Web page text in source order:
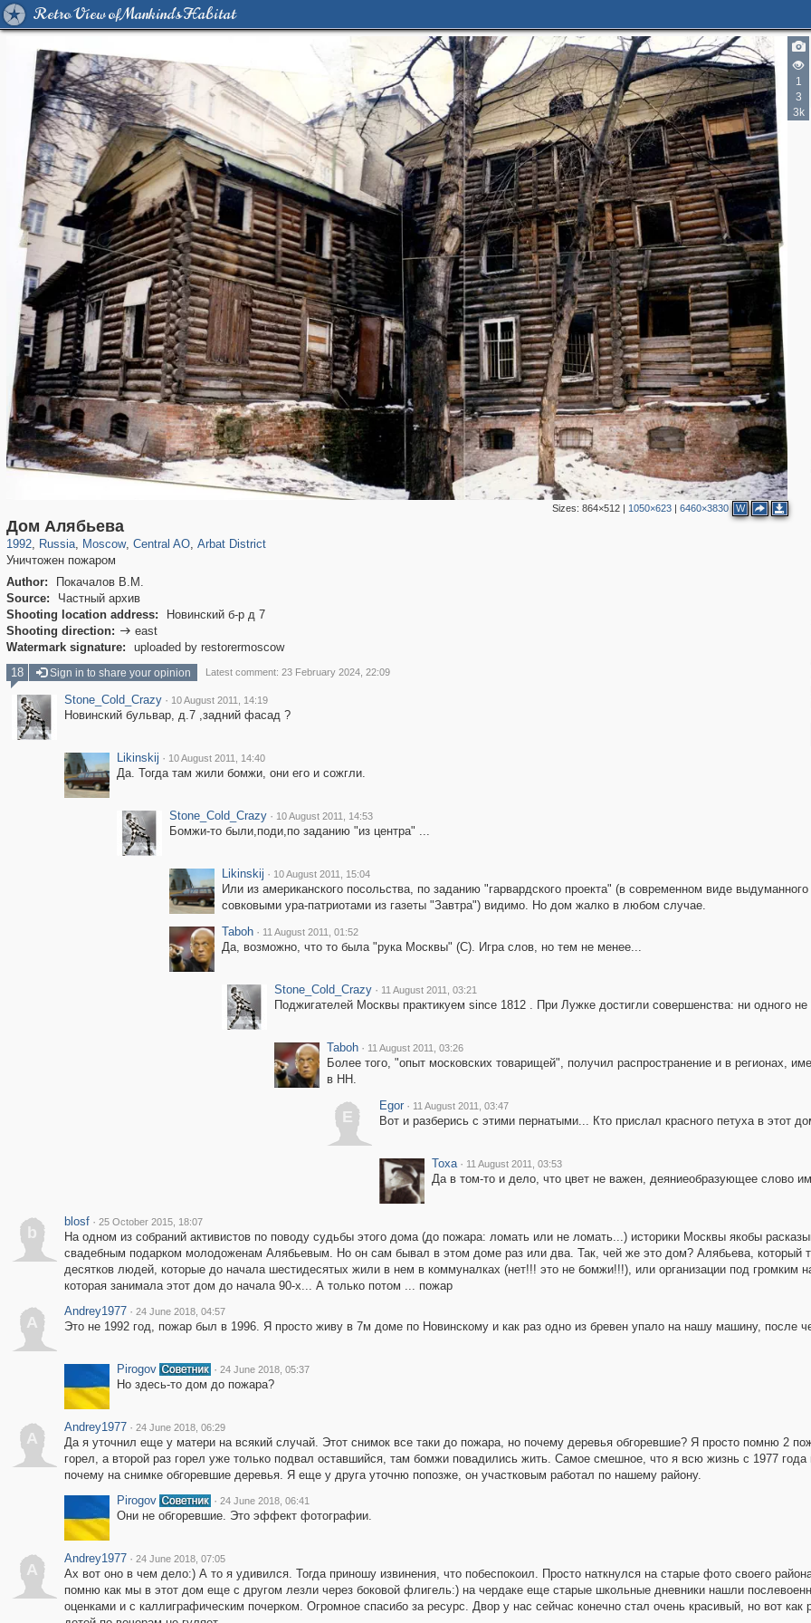
Retro View of Mankind's Habitat
1
3
3k
Sizes: 864×512| 1050×623| 6460×3830 W
Дом Алябьева
1992, Russia
1,407,361
, Moscow
319,882 8,286
, Central AO
160,021
, Arbat District
Уничтожен пожаром
Author:
Покачалов В.М.
Source:
Частный архив
Shooting location address:
Новинский б-р д 7
Shooting direction:  east
Watermark signature:
uploaded by restorermoscow
2
18 Sign in to share your opinion Latest comment: 23 February 2024, 22:09
Stone_Cold_Crazy · 10 August 2011, 14:19
Новинский бульвар, д.7 ,задний фасад ?
Likinskij · 10 August 2011, 14:40
Да. Тогда там жили бомжи, они его и сожгли.
Stone_Cold_Crazy · 10 August 2011, 14:53
Бомжи-то были,поди,по заданию "из центра" ...
Likinskij · 10 August 2011, 15:04
Или из американского посольства, по заданию "гарвардского проекта" (в современном виде выдуманного
совковыми ура-патриотами из газеты "Завтра") видимо. Но дом жалко в любом случае.
Taboh · 11 August 2011, 01:52
Да, возможно, что то была "рука Москвы" (С). Игра слов, но тем не менее...
Stone_Cold_Crazy · 11 August 2011, 03:21
Поджигателей Москвы практикуем since 1812 . При Лужке достигли совершенства: ни одного
Taboh · 11 August 2011, 03:26
Более того, "опыт московских товарищей", получил распространение и в регионах,
в НН.
E
Egor · 11 August 2011, 03:47
Вот и разберись с этими пернатыми... Кто прислал красного петуха в этот
Toxa · 11 August 2011, 03:53
Да в том-то и дело, что цвет не важен, деяниеобразующее слово
b
blosf · 25 October 2015, 18:07
На одном из собраний активистов по поводу судьбы этого дома (до пожара: ломать или не ломать...) историки Москвы якобы
свадебным подарком молодоженам Алябьевым. Но он сам бывал в этом доме раз или два. Так, чей же это дом? Алябьева, который
десятков людей, которые до начала шестидесятых жили в нем в коммуналках (нет!!! это не бомжи!!!), или организации под громким
которая занимала этот дом до начала 90-х... А только потом ... пожар
A
Andrey1977 · 24 June 2018, 04:57
Это не 1992 год, пожар был в 1996. Я просто живу в 7м доме по Новинскому и как раз одно из бревен упало на нашу машину, после
Pirogov · 24 June 2018, 05:37
Но здесь-то дом до пожара?
A
Andrey1977 · 24 June 2018, 06:29
Да я уточнил еще у матери на всякий случай. Этот снимок все таки до пожара, но почему деревья обгоревшие? Я просто помню 2
горел, а второй раз горел уже только подвал оставшийся, там бомжи повадились жить. Самое смешное, что я всю жизнь с 1977
почему на снимке обгоревшие деревья. Я еще у друга уточню попозже, он участковым работал по нашему району.
Pirogov
· 24 June 2018, 06:41
Они не обгоревшие. Это эффект фотографии.
A
Andrey1977 · 24 June 2018, 07:05
Ах вот оно в чем дело:) А то я удивился. Тогда приношу извинения, что побеспокоил. Просто наткнулся на старые фото своего
помню как мы в этот дом еще с другом лезли через боковой флигель:) на чердаке еще старые школьные дневники нашли
оценками и с каллиграфическим почерком. Огромное спасибо за ресурс. Двор у нас сейчас конечно стал очень красивый, но вот